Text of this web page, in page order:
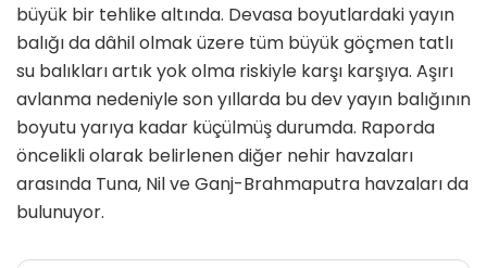
büyük bir tehlike altında. Devasa boyutlardaki yayın
balığı da dâhil olmak üzere tüm büyük göçmen tatlı
su balıkları artık yok olma riskiyle karşı karşıya. Aşırı
avlanma nedeniyle son yıllarda bu dev yayın balığının
boyutu yarıya kadar küçülmüş durumda. Raporda
öncelikli olarak belirlenen diğer nehir havzaları
arasında Tuna, Nil ve Ganj-Brahmaputra havzaları da
bulunuyor.